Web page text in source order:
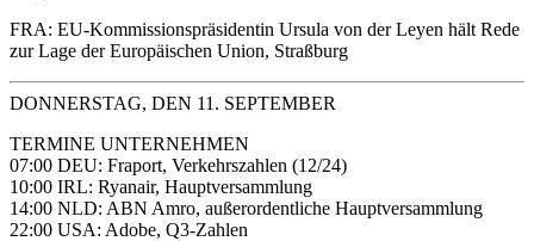
FRA: EU-Kommissionspräsidentin Ursula von der Leyen hält Rede
zur Lage der Europäischen Union, Straßburg
DONNERSTAG, DEN 11. SEPTEMBER
TERMINE UNTERNEHMEN
07:00 DEU: Fraport, Verkehrszahlen (12/24)
10:00 IRL: Ryanair, Hauptversammlung
14:00 NLD: ABN Amro, außerordentliche Hauptversammlung
22:00 USA: Adobe, Q3-Zahlen